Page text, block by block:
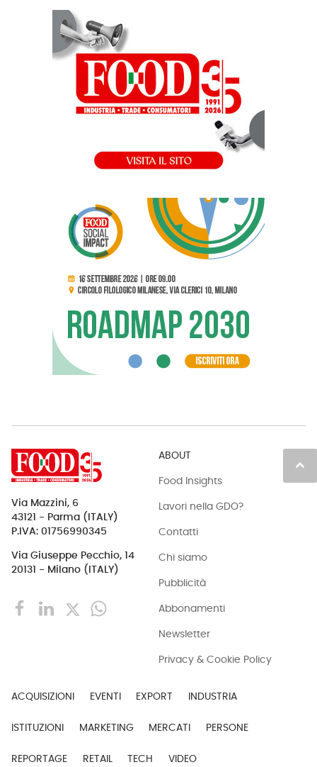
keyboard_arrow_up
Via Mazzini, 6
43121 - Parma (ITALY)
P.IVA: 01756990345
Via Giuseppe Pecchio, 14
20131 - Milano (ITALY)
ABOUT
Food Insights
Lavori nella GDO?
Contatti
Chi siamo
Pubblicità
Abbonamenti
Newsletter
Privacy & Cookie Policy
ACQUISIZIONI EVENTI EXPORT INDUSTRIA
ISTITUZIONI MARKETING MERCATI PERSONE
REPORTAGE RETAIL TECH VIDEO